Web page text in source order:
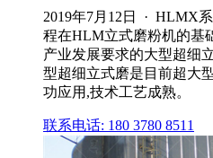
2019年7月12日 · HLMX
程在HLM立式磨粉机的基
产业发展要求的大型超细
型超细立式磨是目前超大
功应用,技术工艺成熟。
联系电话: 180 3780 8511